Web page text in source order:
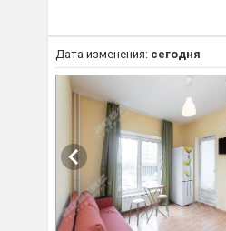
Дата изменения: сегодня